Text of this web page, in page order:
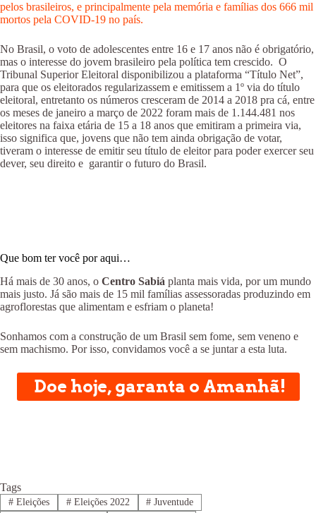
pelos brasileiros, e principalmente pela memória e famílias dos 666 mil
mortos pela COVID-19 no país.
No Brasil, o voto de adolescentes entre 16 e 17 anos não é obrigatório,
mas o interesse do jovem brasileiro pela política tem crescido. O
Tribunal Superior Eleitoral disponibilizou a plataforma “Título Net”,
para que os eleitorados regularizassem e emitissem a 1º via do título
eleitoral, entretanto os números cresceram de 2014 a 2018 pra cá, entre
os meses de janeiro a março de 2022 foram mais de 1.144.481 nos
eleitores na faixa etária de 15 a 18 anos que emitiram a primeira via,
isso significa que, jovens que não tem ainda obrigação de votar,
tiveram o interesse de emitir seu título de eleitor para poder exercer seu
dever, seu direito e garantir o futuro do Brasil.
Que bom ter você por aqui…
Há mais de 30 anos, o Centro Sabiá planta mais vida, por um mundo
mais justo. Já são mais de 15 mil famílias assessoradas produzindo em
agroflorestas que alimentam e esfriam o planeta!
Sonhamos com a construção de um Brasil sem fome, sem veneno e
sem machismo. Por isso, convidamos você a se juntar a esta luta.
Doe hoje, garanta o Amanhã!
Tags
#Eleições #Eleições 2022 # Juventude